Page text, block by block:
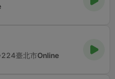
224臺北市Online